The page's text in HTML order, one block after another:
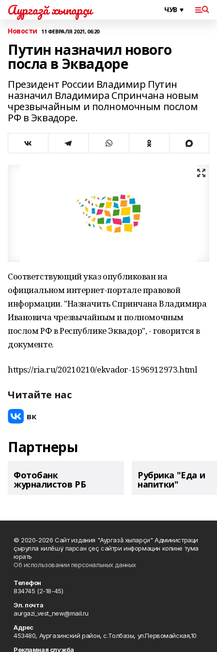
Аургазă хыпарçи
Новости 11 ФЕВРАЛЯ 2021, 06:20
Путин назначил нового
посла в Эквадоре
Президент России Владимир Путин
назначил Владимира Спринчана новым
чрезвычайным и полномочным послом
РФ в Эквадоре.
Соответствующий указ опубликован на
официальном интернет-портале правовой
информации. "Назначить Спринчана Владимира
Ивановича чрезвычайным и полномочным
послом РФ в Республике Эквадор", - говорится в
документе.
https://ria.ru/20210210/ekvador-1596912973.html
Читайте нас
Партнеры
Фотобанк
журналистов РБ
Рубрика "Еда и
напитки"
© 2020-2026 Сайт издания "Аургазă хыпарçи" Администраци
çырулла килĕшÿ парсан çеç сайтри информацин копине тума
юрать
Об использовании персональных данных
Телефон
834745 (2-18-45)
Эл. почта
aurgazi_vest_new@mail.ru
Адрес
453480, Аургазинский район, с.Толбазы, ул.Первомайская,10
Рекламная служба